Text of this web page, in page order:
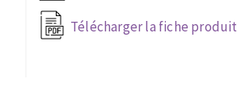
Télécharger la fiche produit